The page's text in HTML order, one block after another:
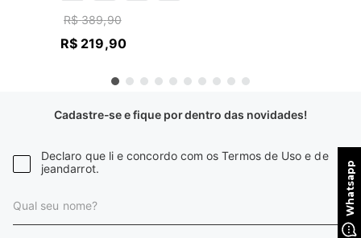
R$ 389,90
R$ 219,90
Cadastre-se e fique por dentro das novidades!
Declaro que li e concordo com os Termos de Uso e de
jeandarrot.